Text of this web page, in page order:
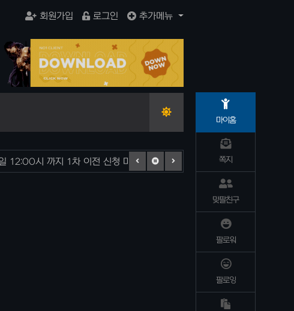
회원가입 로그인 추가메뉴
반지 요리 포탈
마이홈
쪽지
맞팔친구
팔로워
팔로잉
12:00시 까지 1차 이전 신청 마무리 합니다. 2026-07-15